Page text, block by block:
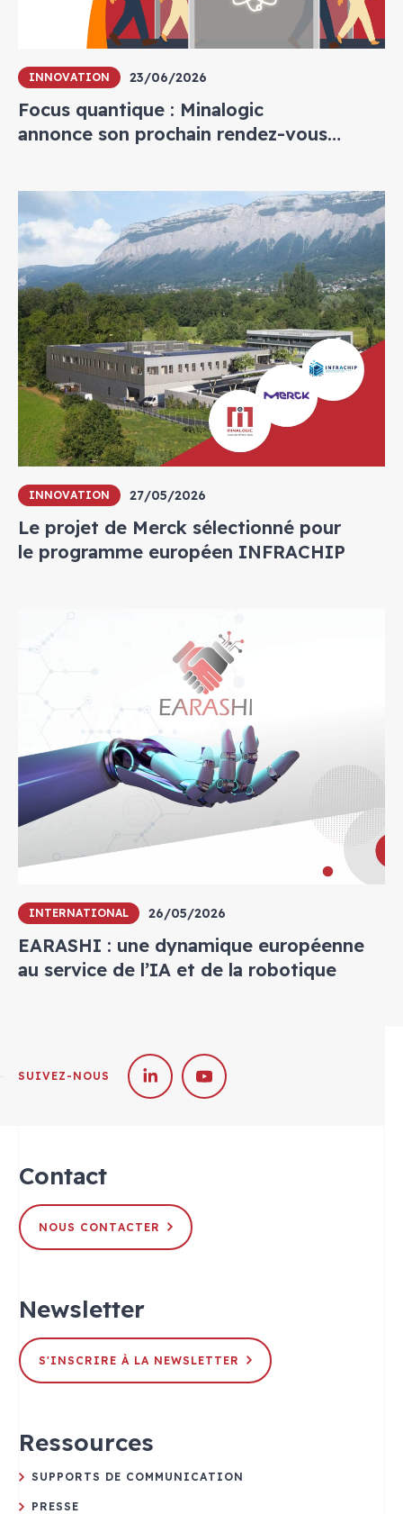
INNOVATION 23/06/2026
Focus quantique : Minalogic
annonce son prochain rendez-vous
INNOVATION 27/05/2026
Le projet de Merck sélectionné pour
le programme européen INFRACHIP
INTERNATIONAL 26/05/2026
EARASHI : une dynamique européenne
au service de l’IA et de la robotique
SUIVEZ-NOUS
Contact
NOUS CONTACTER
Newsletter
S'INSCRIRE À LA NEWSLETTER
Ressources
SUPPORTS DE COMMUNICATION
PRESSE